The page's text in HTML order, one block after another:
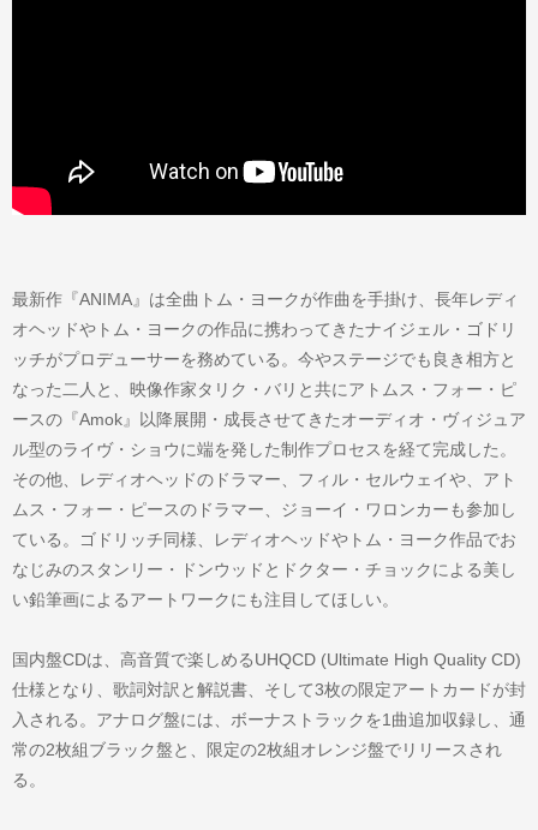
最新作『ANIMA』は全曲トム・ヨークが作曲を手掛け、長年レディ
オヘッドやトム・ヨークの作品に携わってきたナイジェル・ゴドリ
ッチがプロデューサーを務めている。今やステージでも良き相方と
なった二人と、映像作家タリク・バリと共にアトムス・フォー・ピ
ースの『Amok』以降展開・成長させてきたオーディオ・ヴィジュア
ル型のライヴ・ショウに端を発した制作プロセスを経て完成した。
その他、レディオヘッドのドラマー、フィル・セルウェイや、アト
ムス・フォー・ピースのドラマー、ジョーイ・ワロンカーも参加し
ている。ゴドリッチ同様、レディオヘッドやトム・ヨーク作品でお
なじみのスタンリー・ドンウッドとドクター・チョックによる美し
い鉛筆画によるアートワークにも注目してほしい。
国内盤CDは、高音質で楽しめるUHQCD (Ultimate High Quality CD)
仕様となり、歌詞対訳と解説書、そして3枚の限定アートカードが封
入される。アナログ盤には、ボーナストラックを1曲追加収録し、通
常の2枚組ブラック盤と、限定の2枚組オレンジ盤でリリースされ
る。